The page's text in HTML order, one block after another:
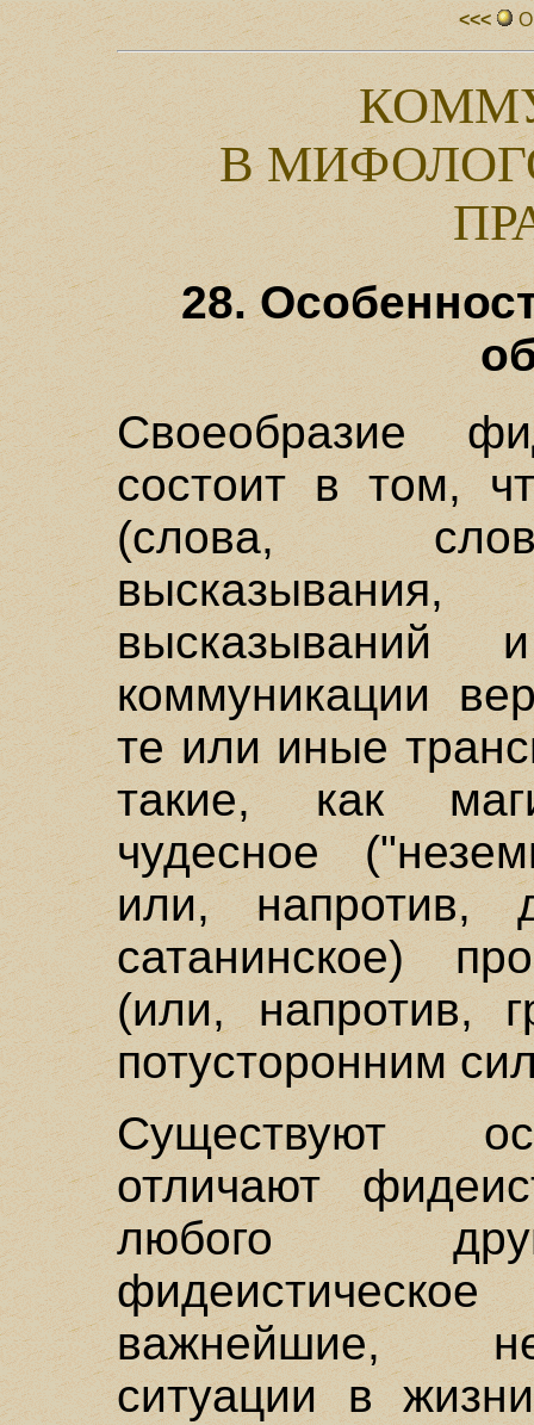
<<<
В
28.
Своеобразие
состоит в том,
(слова,
высказывания,
коммуникации
те или иные
такие, как
чудесное
или, напротив,
сатанинское)
(или, напротив,
потусторонним
Существуют
отличают
любого
важнейшие,
ситуации в